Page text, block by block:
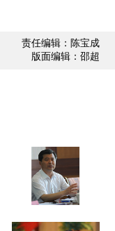
责任编辑：陈宝成
版面编辑：邵超